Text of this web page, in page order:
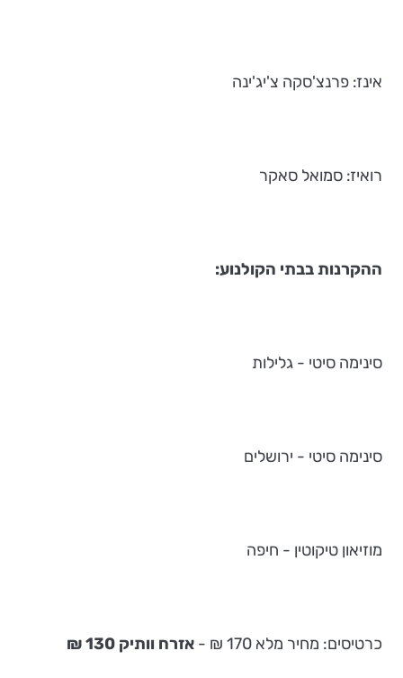
אינז: פרנצ'סקה צ'יג'ינה
רואיז: סמואל סאקר
ההקרנות בבתי הקולנוע:
סינימה סיטי - גלילות
סינימה סיטי - ירושלים
מוזיאון טיקוטין - חיפה
כרטיסים: מחיר מלא 170 ₪ - אזרח וותיק 130 ₪